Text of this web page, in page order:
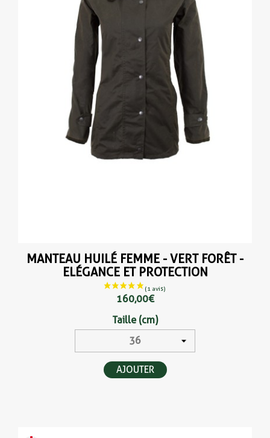
MANTEAU HUILÉ FEMME - VERT FORÊT -
ELÉGANCE ET PROTECTION
160,00 €
Taille (cm)
AJOUTER